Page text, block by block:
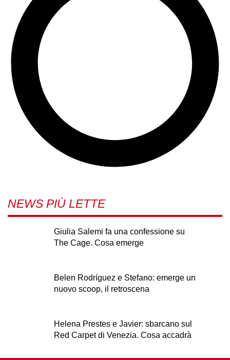
NEWS PIÙ LETTE
Giulia Salemi fa una confessione su
The Cage. Cosa emerge
Belen Rodríguez e Stefano: emerge un
nuovo scoop, il retroscena
Helena Prestes e Javier: sbarcano sul
Red Carpet di Venezia. Cosa accadrà